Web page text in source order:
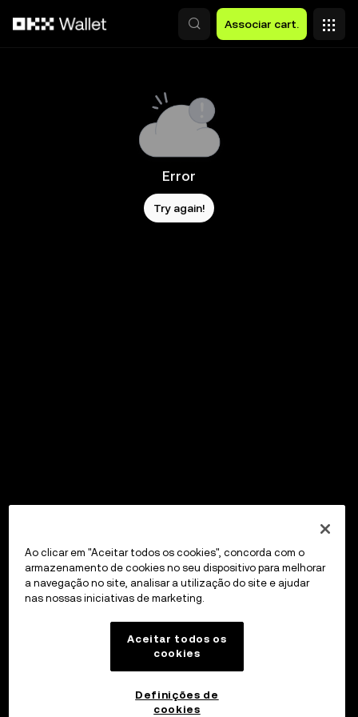
Associar cart.
Error
Try again!
Ao clicar em "Aceitar todos os cookies", concorda com o
armazenamento de cookies no seu dispositivo para melhorar
a navegação no site, analisar a utilização do site e ajudar
nas nossas iniciativas de marketing.
Aceitar todos os
cookies
Definições de
cookies